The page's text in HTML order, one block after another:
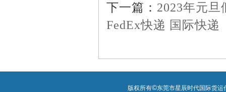
下一篇： 2023年元
FedEx快递 国际快递
版权所有©东莞市星辰时代国际货